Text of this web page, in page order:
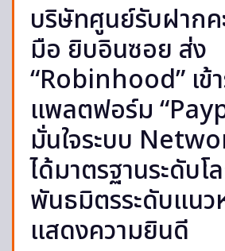
บริษัทศูนย์รับฝาก
มือ ยิบอินซอย ส่ง
“Robinhood” เข้
แพลตฟอร์ม
มั่นใจระบบ
ได้มาตรฐานระดับโ
พันธมิตรระดับแนว
แสดงความยินดี